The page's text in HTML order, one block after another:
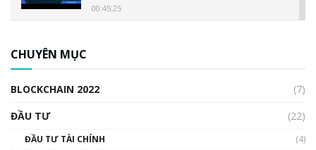
00:45:25
00:02:14
CHUYÊN MỤC
BLOCKCHAIN 2022
(7)
ĐẦU TƯ
(22)
ĐẦU TƯ TÀI CHÍNH
(4)